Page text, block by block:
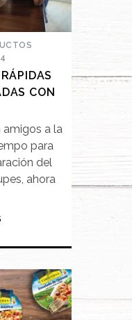
CON
amigos a la
para
del
ahora